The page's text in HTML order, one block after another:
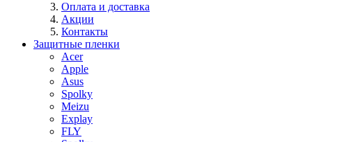
Оплата и доставка
Акции
Контакты
Защитные пленки
Acer
Apple
Asus
Spolky
Meizu
Explay
FLY